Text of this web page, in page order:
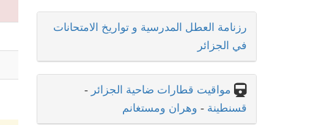
رزنامة العطل المدرسية و تواريخ الامتحانات
في الجزائر
مواقيت قطارات ضاحية الجزائر -
قسنطينة - وهران ومستغانم